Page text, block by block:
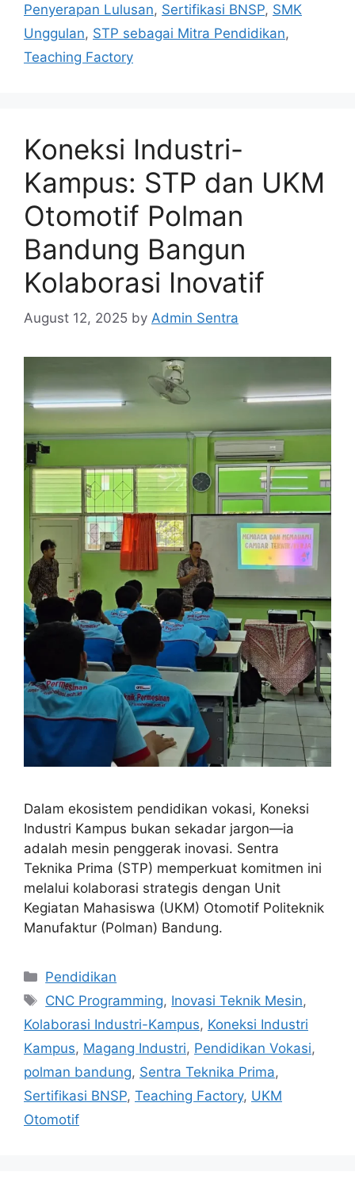
Penyerapan Lulusan, Sertifikasi BNSP, SMK
Unggulan, STP sebagai Mitra Pendidikan,
Teaching Factory
Koneksi Industri-
Kampus: STP dan UKM
Otomotif Polman
Bandung Bangun
Kolaborasi Inovatif
August 12, 2025 by Admin Sentra
Dalam ekosistem pendidikan vokasi, Koneksi
Industri Kampus bukan sekadar jargon—ia
adalah mesin penggerak inovasi. Sentra
Teknika Prima (STP) memperkuat komitmen ini
melalui kolaborasi strategis dengan Unit
Kegiatan Mahasiswa (UKM) Otomotif Politeknik
Manufaktur (Polman) Bandung.
Categories
Pendidikan
Tags
CNC Programming, Inovasi Teknik Mesin,
Kolaborasi Industri-Kampus, Koneksi Industri
Kampus, Magang Industri, Pendidikan Vokasi,
polman bandung, Sentra Teknika Prima,
Sertifikasi BNSP, Teaching Factory, UKM
Otomotif